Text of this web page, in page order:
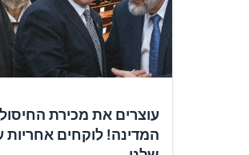
עוצרים את מכירת
המדינה! לוקחים אחריות